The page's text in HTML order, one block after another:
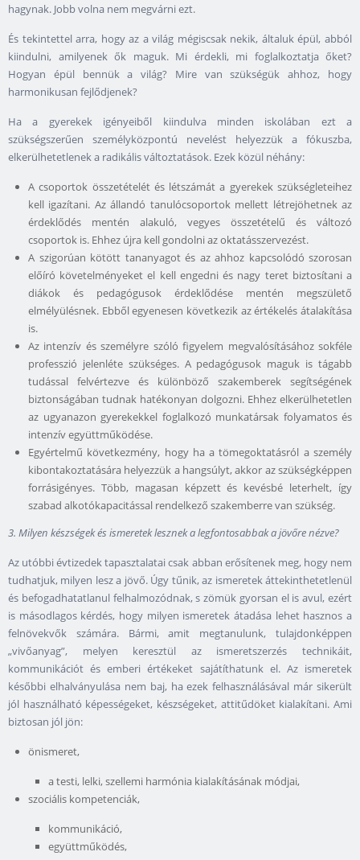
hagynak. Jobb volna nem megvárni ezt.
És tekintettel arra, hogy az a világ mégiscsak nekik, általuk épül, abból
kiindulni, amilyenek ők maguk. Mi érdekli, mi foglalkoztatja őket?
Hogyan épül bennük a világ? Mire van szükségük ahhoz, hogy
harmonikusan fejlődjenek?
Ha a gyerekek igényeiből kiindulva minden iskolában ezt a
szükségszerűen személyközpontú nevelést helyezzük a fókuszba,
elkerülhetetlenek a radikális változtatások. Ezek közül néhány:
A csoportok összetételét és létszámát a gyerekek szükségleteihez
kell igazítani. Az állandó tanulócsoportok mellett létrejöhetnek az
érdeklődés mentén alakuló, vegyes összetételű és változó
csoportok is. Ehhez újra kell gondolni az oktatásszervezést.
A szigorúan kötött tananyagot és az ahhoz kapcsolódó szorosan
előíró követelményeket el kell engedni és nagy teret biztosítani a
diákok és pedagógusok érdeklődése mentén megszülető
elmélyülésnek. Ebből egyenesen következik az értékelés átalakítása
is.
Az intenzív és személyre szóló figyelem megvalósításához sokféle
professzió jelenléte szükséges. A pedagógusok maguk is tágabb
tudással felvértezve és különböző szakemberek segítségének
biztonságában tudnak hatékonyan dolgozni. Ehhez elkerülhetetlen
az ugyanazon gyerekekkel foglalkozó munkatársak folyamatos és
intenzív együttműködése.
Egyértelmű következmény, hogy ha a tömegoktatásról a személy
kibontakoztatására helyezzük a hangsúlyt, akkor az szükségképpen
forrásigényes. Több, magasan képzett és kevésbé leterhelt, így
szabad alkotókapacitással rendelkező szakemberre van szükség.
3. Milyen készségek és ismeretek lesznek a legfontosabbak a jövőre nézve?
Az utóbbi évtizedek tapasztalatai csak abban erősítenek meg, hogy nem
tudhatjuk, milyen lesz a jövő. Úgy tűnik, az ismeretek áttekinthetetlenül
és befogadhatatlanul felhalmozódnak, s zömük gyorsan el is avul, ezért
is másodlagos kérdés, hogy milyen ismeretek átadása lehet hasznos a
felnövekvők számára. Bármi, amit megtanulunk, tulajdonképpen
„vivőanyag”, melyen keresztül az ismeretszerzés technikáit,
kommunikációt és emberi értékeket sajátíthatunk el. Az ismeretek
későbbi elhalványulása nem baj, ha ezek felhasználásával már sikerült
jól használható képességeket, készségeket, attitűdöket kialakítani. Ami
biztosan jól jön:
önismeret,
a testi, lelki, szellemi harmónia kialakításának módjai,
szociális kompetenciák,
kommunikáció,
együttműködés,